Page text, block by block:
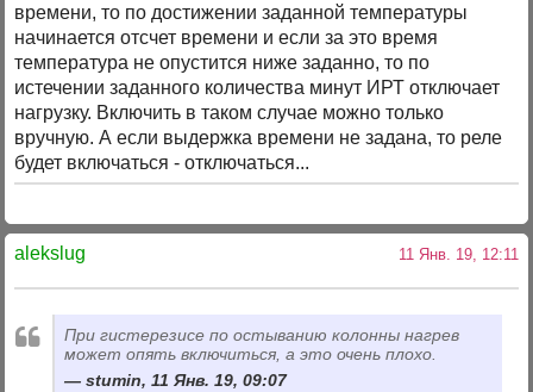
времени, то по достижении заданной температуры
начинается отсчет времени и если за это время
температура не опустится ниже заданно, то по
истечении заданного количества минут ИРТ отключает
нагрузку. Включить в таком случае можно только
вручную. А если выдержка времени не задана, то реле
будет включаться - отключаться...
alekslug 11 Янв. 19, 12:11
При гистерезисе по остыванию колонны нагрев
может опять включиться, а это очень плохо.
stumin, 11 Янв. 19, 09:07